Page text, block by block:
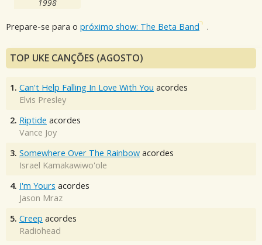
1998
Prepare-se para o próximo show: The Beta Band .
TOP UKE CANÇÕES (AGOSTO)
1. Can't Help Falling In Love With You acordes
Elvis Presley
2. Riptide acordes
Vance Joy
3. Somewhere Over The Rainbow acordes
Israel Kamakawiwo'ole
4. I'm Yours acordes
Jason Mraz
5. Creep acordes
Radiohead